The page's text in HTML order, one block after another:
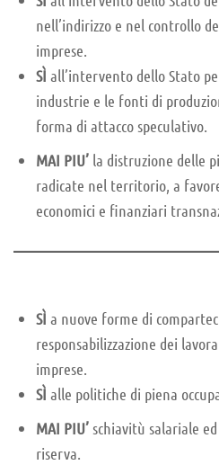
nell’indirizzo e nel controllo
imprese.
SÌ all’intervento dello Stato
industrie e le fonti di
forma di attacco speculativo.
MAI PIU’ la distruzione delle
radicate nel territorio, a
economici e finanziari
SÌ a nuove forme di
responsabilizzazione dei
imprese.
SÌ alle politiche di piena
MAI PIU’schiavitù salariale
riserva.